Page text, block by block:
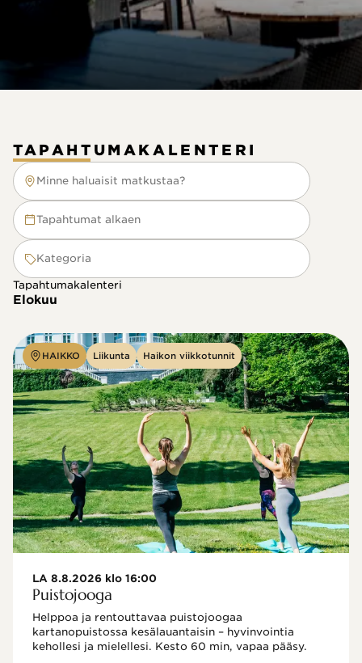
TAPAHTUMAKALENTERI
Minne haluaisit matkustaa?
Minne haluaisit matkustaa?
Tapahtumat alkaen
Kategoria
Tapahtumakalenteri
Elokuu
HAIKKO Liikunta Haikon viikkotunnit
LA 8.8.2026 klo 16:00
Puistojooga
Helppoa ja rentouttavaa puistojoogaa
kartanopuistossa kesälauantaisin – hyvinvointia
kehollesi ja mielellesi. Kesto 60 min, vapaa pääsy.